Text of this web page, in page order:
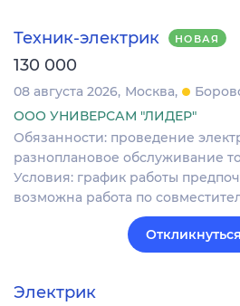
Техник-электрик НОВАЯ
130 000
08 августа 2026 Москва
ООО УНИВЕРСАМ "ЛИДЕР"
Обязанности: проведение
разноплановое обслуживание
Условия: график работы
возможна работа по
Откликнуться
Электрик